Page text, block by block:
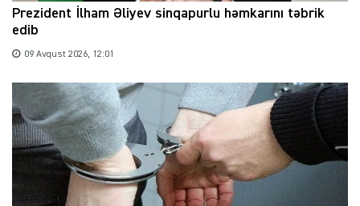
Prezident İlham Əliyev sinqapurlu həmkarını təbrik
edib
09 Avqust 2026, 12:01